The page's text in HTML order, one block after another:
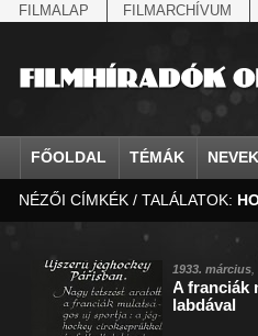
FILMALAP FILMARCHÍVUM
FŐOLDAL TÉMÁK NEVEK
agrárium
államfő
államosítás
Állatkert
állatvilág
amerikai
Anschluss
antant
antant
IV. Béla, magyar királ...
Aarons-Hughes, Ruth
Abe Nobuyuki
Aczél György
Aczél
Ádám
Ady Endre
Agárdi
Ágotai
Aarau
Abapuszta
Abony
Ácsteszér
Addisz-
Adony
Adua
Afrika
NÉZŐI CÍMKÉK / TALÁLATOK:
1933. március
A franciák
labdával